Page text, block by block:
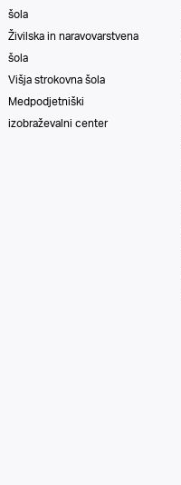
šola
Živilska in naravovarstvena
šola
Višja strokovna šola
Medpodjetniški
izobraževalni center